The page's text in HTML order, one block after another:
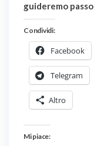
guideremo
Condividi:
Facebook
Telegram
Altro
Mi piace: